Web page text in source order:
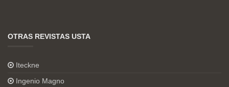
OTRAS REVISTAS USTA
Iteckne
Ingenio Magno